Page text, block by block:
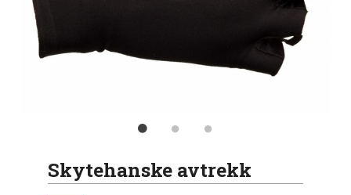
Skytehanske avtrekk